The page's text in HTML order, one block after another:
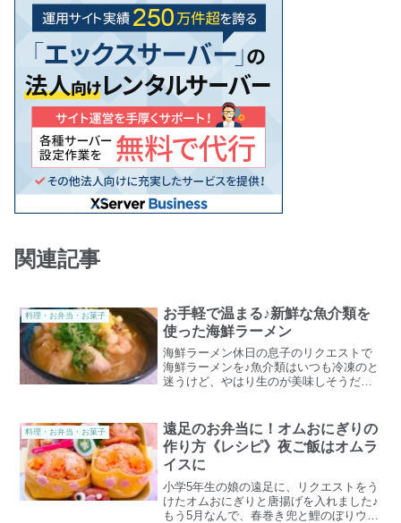
関連記事
料理・お弁当・お菓子
お手軽で温まる♪新鮮な魚介類を
使った海鮮ラーメン
海鮮ラーメン休日の息子のリクエストで
海鮮ラーメンを♪魚介類はいつも冷凍のと
迷うけど、やはり生のが美味しそうだ
るはずだけど、失敗したらと思うと買う
勇気が出ないのでこちらを...
料理・お弁当・お菓子
遠足のお弁当に！オムおにぎりの
作り方《レシピ》夜ご飯はオムラ
イスに
小学5年生の娘の遠足に、リクエストをう
けたオムおにぎりと唐揚げを入れました♪
もう5月なんで、春巻き兜と鯉のぼりウィ